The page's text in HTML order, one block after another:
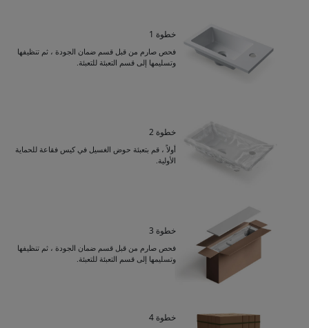
خطوة 1
فحص صارم من قبل قسم ضمان الجودة ، ثم تنظيفها
وتسليمها إلى قسم التعبئة للتعبئة.
خطوة 2
أولاً ، قم بتعبئة حوض الغسيل في كيس فقاعة للحماية
الأولية.
خطوة 3
فحص صارم من قبل قسم ضمان الجودة ، ثم تنظيفها
وتسليمها إلى قسم التعبئة للتعبئة.
خطوة 4